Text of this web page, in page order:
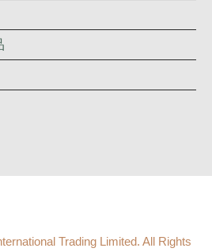
Trading Limited. All Rights